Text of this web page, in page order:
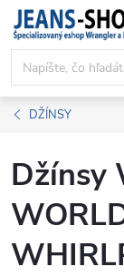
Prejsť
obsah
DŽÍNSY
Džínsy